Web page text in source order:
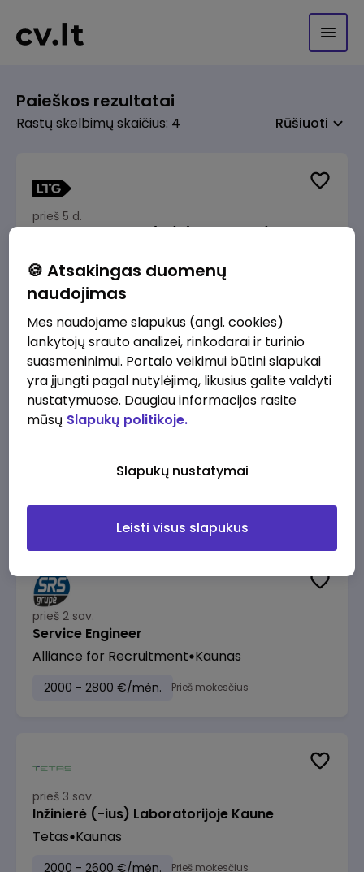
Paieškos rezultatai
Rastų skelbimų skaičius: 4 Rūšiuoti
prieš 5 d.
JSC Lithuanian Railways Kaunas
1510 - 1790 €/mėn.
prieš 1 sav.
CNC Metalo tekinimo ir/ar frezavimo staklių
Kaunas
1400 - 1700 €/mėn. "Į rankas"
prieš 2 sav.
Service Engineer
Alliance for Recruitment Kaunas
2000 - 2800 €/mėn. Prieš mokesčius
prieš 3 sav.
Inžinierė (-ius) Laboratorijoje Kaune
Tetas Kaunas
2000 - 2600 €/mėn. Prieš mokesčius
🍪 Atsakingas duomenų
naudojimas
Mes naudojame slapukus (angl. cookies)
lankytojų srauto analizei, rinkodarai ir turinio
suasmeninimui. Portalo veikimui būtini slapukai
yra įjungti pagal nutylėjimą, likusius galite valdyti
nustatymuose. Daugiau informacijos rasite
mūsų Slapukų politikoje.
Slapukų nustatymai
Leisti visus slapukus